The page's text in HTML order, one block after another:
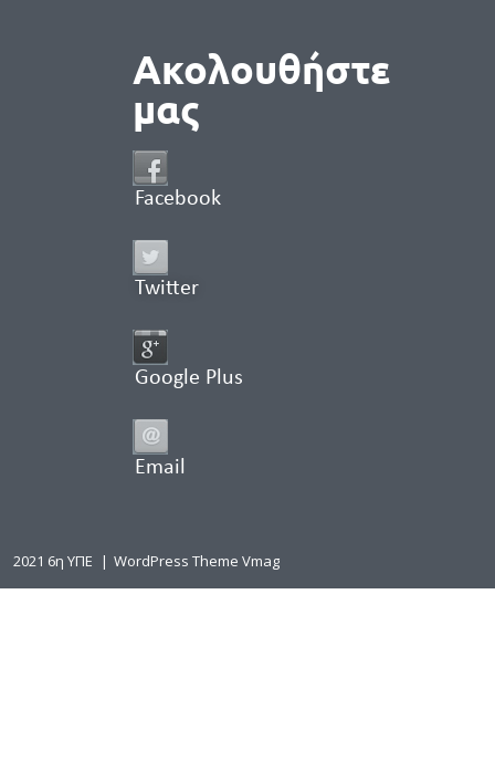
Ακολουθήστε
μας
Facebook
Twitter
Google Plus
Email
2021 6η ΥΠΕ | WordPress Theme Vmag